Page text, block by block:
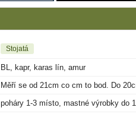
Stojatá
BL, kapr, karas lín, amur
Měří se od 21cm co cm to bod. Do
poháry 1-3 místo, mastné výrobky do